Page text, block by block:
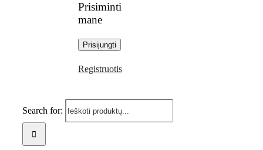
Prisiminti
mane
Registruotis
Search for: